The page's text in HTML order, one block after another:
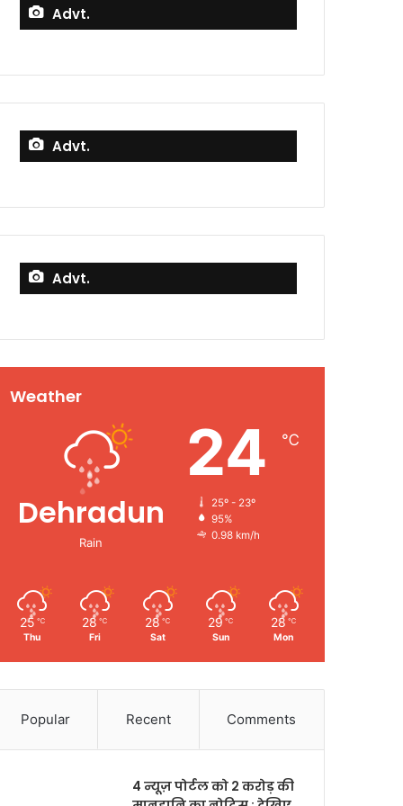
Advt.
Advt.
Advt.
Weather
Dehradun
Rain
24 ℃
25º - 23º
95%
0.98 km/h
25 ℃
Thu
28 ℃
Fri
28 ℃
Sat
29 ℃
Sun
28 ℃
Mon
Popular Recent Comments
4 न्यूज़ पोर्टल को 2 करोड़ की